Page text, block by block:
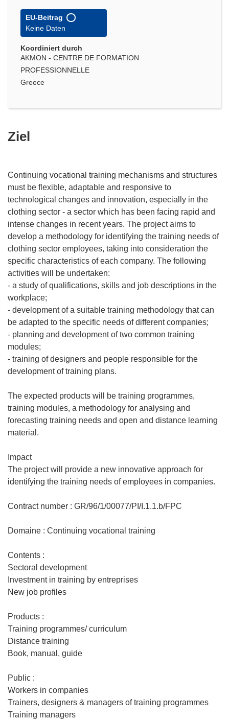
EU-Beitrag
Keine Daten
Koordiniert durch
AKMON - CENTRE DE FORMATION
PROFESSIONNELLE
Greece
Ziel
Continuing vocational training mechanisms and structures
must be flexible, adaptable and responsive to
technological changes and innovation, especially in the
clothing sector - a sector which has been facing rapid and
intense changes in recent years. The project aims to
develop a methodology for identifying the training needs of
clothing sector employees, taking into consideration the
specific characteristics of each company. The following
activities will be undertaken:
- a study of qualifications, skills and job descriptions in the
workplace;
- development of a suitable training methodology that can
be adapted to the specific needs of different companies;
- planning and development of two common training
modules;
- training of designers and people responsible for the
development of training plans.
The expected products will be training programmes,
training modules, a methodology for analysing and
forecasting training needs and open and distance learning
material.
Impact
The project will provide a new innovative approach for
identifying the training needs of employees in companies.
Contract number : GR/96/1/00077/PI/I.1.1.b/FPC
Domaine : Continuing vocational training
Contents :
Sectoral development
Investment in training by entreprises
New job profiles
Products :
Training programmes/ curriculum
Distance training
Book, manual, guide
Public :
Workers in companies
Trainers, designers & managers of training programmes